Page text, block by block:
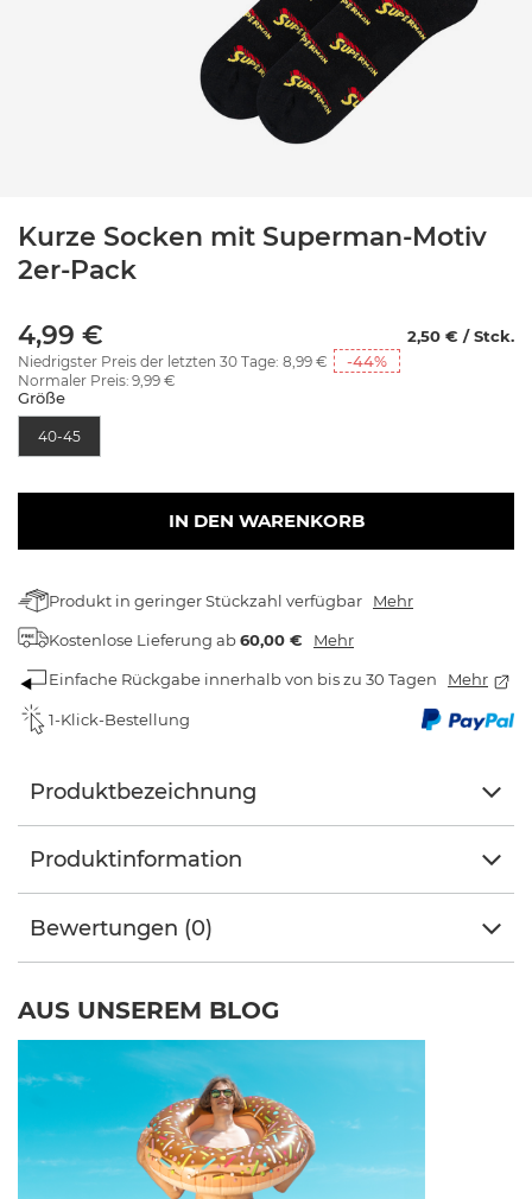
Kurze Socken mit Superman-Motiv
2er-Pack
4,99 € 2,50 € / Stck.
Niedrigster Preis der letzten 30 Tage: 8,99 € -44%
Normaler Preis: 9,99 €
Größe
40-45
IN DEN WARENKORB
Produkt in geringer Stückzahl verfügbar Mehr
Kostenlose Lieferung ab60,00 € Mehr
Einfache Rückgabe innerhalb von bis zu 30 Tagen Mehr
1-Klick-Bestellung
Produktbezeichnung
Produktinformation
Bewertungen (0)
AUS UNSEREM BLOG